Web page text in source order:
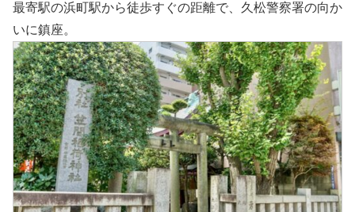
最寄駅の浜町駅から徒歩すぐの距離で、久松警察署の向か
いに鎮座。